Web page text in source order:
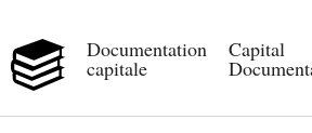
Documentation
capitale
Capital